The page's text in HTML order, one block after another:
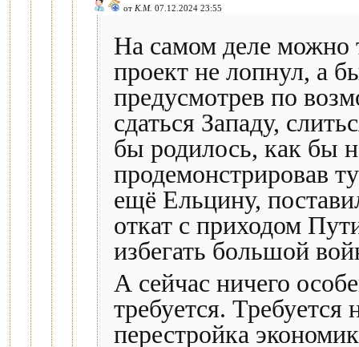
от К.М. 07.12.2024 23:55
На самом деле можно
проект не лопнул, а
предусмотрев по
сдаться Западу,
бы родилось, как бы
продемонстрировав
ещё Ельцину,
откат с приходом
избегать большой
А сейчас ничего
требуется. Требуется
перестройка